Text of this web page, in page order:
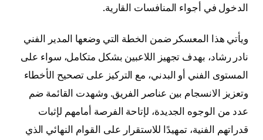
الدخول في أجواء المنافسات القارية.
ويأتي هذا المعسكر ضمن الخطة التي وضعها المدير الفني
نادر رشاد، بهدف تجهيز اللاعبين بشكل متكامل، سواء على
المستوى الفني أو البدني، مع التركيز على تصحيح الأخطاء
وتعزيز الانسجام بين عناصر الفريق. وشهدت القائمة ضم
عدد من الوجوه الجديدة، لإتاحة الفرصة أمامهم لإثبات
قدراتهم الفنية، تمهيدًا للاستقرار على القوام النهائي الذي